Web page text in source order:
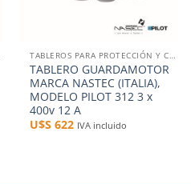
TABLEROS PARA PROTECCIÓN Y CONTROL
TABLERO GUARDAMOTOR
MARCA NASTEC (ITALIA),
MODELO PILOT 312 3 x
400v 12 A
U$S622 IVA incluido